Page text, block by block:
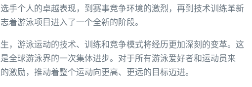
手个人的卓越表现，到赛事竞争环境的激烈，再到技术训练革新
着游泳项目进入了一个全新的阶段。
，游泳运动的技术、训练和竞争模式将经历更加深刻的变革。这
全球游泳界的一次集体进步。对于所有游泳爱好者和运动员来
激励，推动着整个运动向更高、更远的目标迈进。